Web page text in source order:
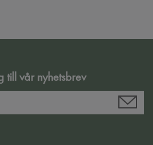
till vår nyhetsbrev